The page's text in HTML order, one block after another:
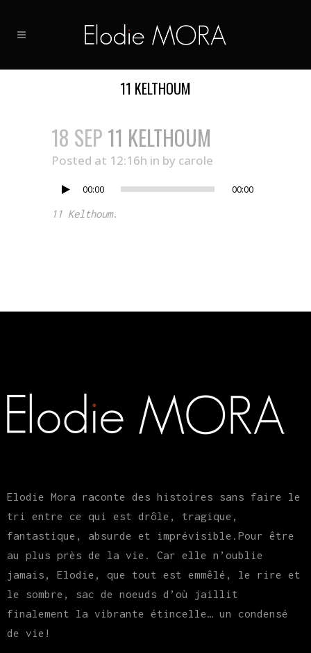
11 KELTHOUM
18 SEP 11 KELTHOUM
Posted at 12:16h in by carole
00:00
00:00
11 Kelthoum.
Elodie Mora raconte des histoires sans faire le
tri entre ce qui est drôle, tragique,
fantastique, absurde et imprévisible.Pour être
au plus près de la vie. Car elle n’oublie
jamais, Elodie, que tout est emmêlé, le rire et
le sombre, sac de noeuds d’où jaillit
finalement la vibrante étincelle… un condensé
de vie!